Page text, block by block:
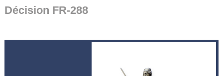
Jurisprudence
Décision FR-288